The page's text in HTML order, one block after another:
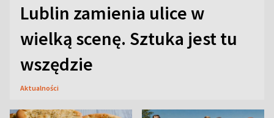
Lublin zamienia ulice w
wielką scenę. Sztuka jest tu
wszędzie
Aktualności